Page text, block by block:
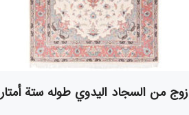
زوج من السجاد اليدوي طوله ستة أمتار